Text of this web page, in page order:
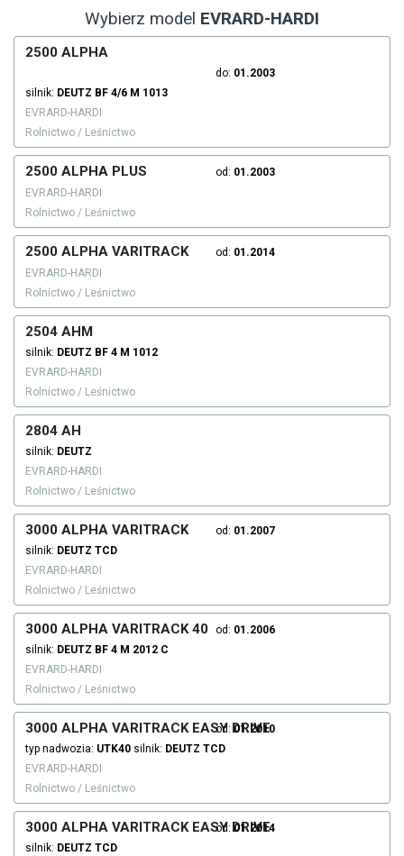
Wybierz model EVRARD-HARDI
2500 ALPHA
do: 01.2003
silnik: DEUTZ BF 4/6 M 1013
EVRARD-HARDI
Rolnictwo / Leśnictwo
2500 ALPHA PLUS od: 01.2003
EVRARD-HARDI
Rolnictwo / Leśnictwo
2500 ALPHA VARITRACK od: 01.2014
EVRARD-HARDI
Rolnictwo / Leśnictwo
2504 AHM
silnik: DEUTZ BF 4 M 1012
EVRARD-HARDI
Rolnictwo / Leśnictwo
2804 AH
silnik: DEUTZ
EVRARD-HARDI
Rolnictwo / Leśnictwo
3000 ALPHA VARITRACK od: 01.2007
silnik: DEUTZ TCD
EVRARD-HARDI
Rolnictwo / Leśnictwo
3000 ALPHA VARITRACK 40 od: 01.2006
silnik: DEUTZ BF 4 M 2012 C
EVRARD-HARDI
Rolnictwo / Leśnictwo
3000 ALPHA VARITRACK EASY DRIVE
od: 01.2010
typ nadwozia: UTK40 silnik: DEUTZ TCD
EVRARD-HARDI
Rolnictwo / Leśnictwo
3000 ALPHA VARITRACK EASY DRIVE
od: 01.2014
silnik: DEUTZ TCD